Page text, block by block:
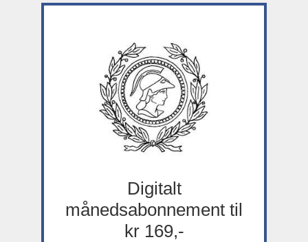
Digitalt
månedsabonnement til
kr 169,-